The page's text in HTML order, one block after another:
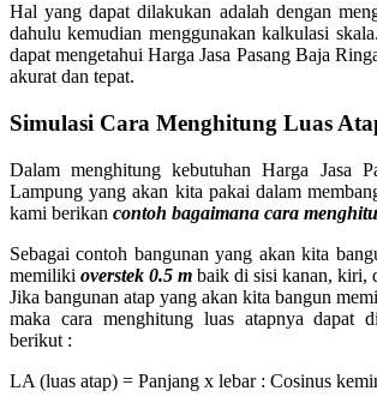
Hal yang dapat dilakukan adalah dengan
dahulu kemudian menggunakan kalkulasi
dapat mengetahui Harga Jasa Pasang Baja
akurat dan tepat.
Simulasi Cara Menghitung Luas
Dalam menghitung kebutuhan Harga Jasa
Lampung yang akan kita pakai dalam
kami berikan contoh bagaimana cara
Sebagai contoh bangunan yang akan kita
memiliki overstek 0.5 m baik di sisi kanan, kiri,
Jika bangunan atap yang akan kita bangun
maka cara menghitung luas atapnya dapat
berikut :
LA (luas atap) = Panjang x lebar : Cosinus